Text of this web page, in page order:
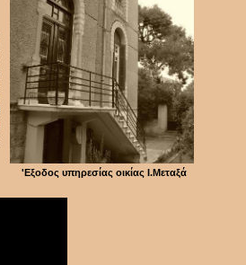
'Εξοδος υπηρεσίας οικίας Ι.Μεταξά